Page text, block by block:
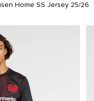
Home SS Jersey 25/26